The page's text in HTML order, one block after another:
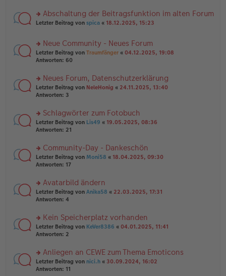
er
B
ei
a
g
n
g
es
e
n
er
ei
tr
a
rs
u
n
g
es
e
n
er
ei
tr
a
Abschaltung der Beitragsfunktion im alten Forum
Letzter Beitrag von spica « 18.12.2025, 15:23
rs
te
n
g
el
e
n
er
tr
a
g
Neue Community - Neues Forum
Letzter Beitrag von Traumfänger « 04.12.2025, 19:08
Antworten: 60
rs
te
n
g
el
e
n
er
tr
a
g
Neues Forum, Datenschutzerklärung
Letzter Beitrag von NeleHonig « 24.11.2025, 13:40
Antworten: 3
rs
te
n
g
el
e
n
er
tr
a
g
Schlagwörter zum Fotobuch
Letzter Beitrag von Lis49 « 19.05.2025, 08:36
Antworten: 21
rs
te
n
g
el
e
n
er
tr
a
g
Community-Day - Dankeschön
Letzter Beitrag von Moni58 « 18.04.2025, 09:30
Antworten: 17
rs
te
n
g
el
e
n
er
Avatarbild ändern
Letzter Beitrag von Anika58 « 22.03.2025, 17:31
Antworten: 4
rs
te
n
g
el
Kein Speicherplatz vorhanden
Letzter Beitrag von KeVer8386 « 04.01.2025, 11:41
Antworten: 2
rs
te
Anliegen an CEWE zum Thema Emoticons
Letzter Beitrag von nici.h « 30.09.2024, 16:02
Antworten: 11